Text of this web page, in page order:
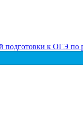
подготовки к ОГЭ по